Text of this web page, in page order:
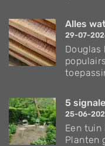
Alles
29-07-
Douglas
5
25-06-
Een
Planten